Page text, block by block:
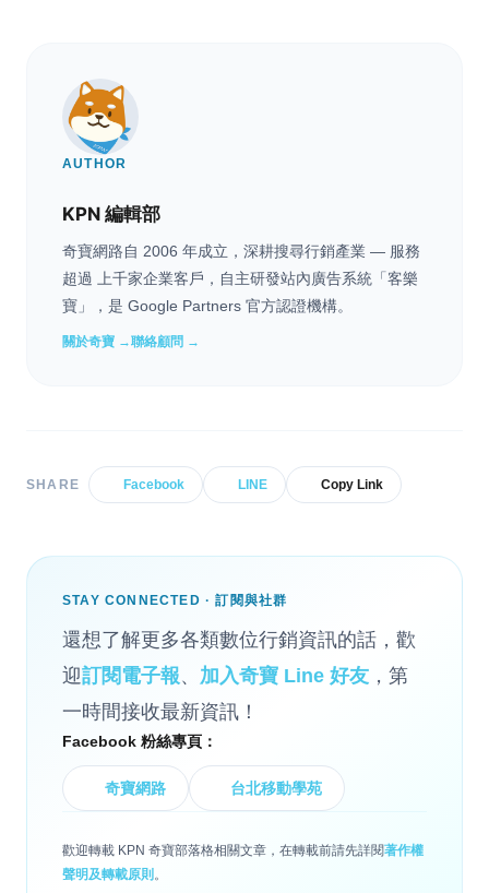
AUTHOR
KPN 編輯部
奇寶網路自 2006 年成立，深耕搜尋行銷產業 — 服務
超過 上千家企業客戶，自主研發站內廣告系統「客樂
寶」，是 Google Partners 官方認證機構。
關於奇寶 →聯絡顧問 →
SHARE Facebook LINE Copy Link
STAY CONNECTED · 訂閱與社群
還想了解更多各類數位行銷資訊的話，歡
迎訂閱電子報、 加入奇寶 Line 好友 ，第
一時間接收最新資訊！
Facebook 粉絲專頁：
奇寶網路 台北移動學苑
歡迎轉載 KPN 奇寶部落格相關文章，在轉載前請先詳閱著作權
聲明及轉載原則 。